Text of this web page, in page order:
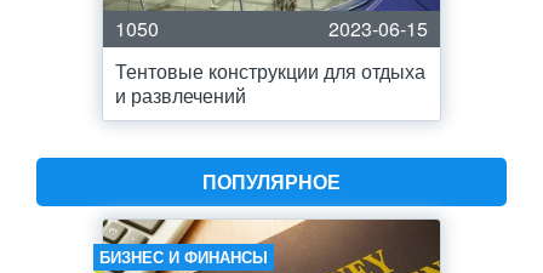
1050
2023-06-15
Тентовые конструкции для отдыха
и развлечений
ПОПУЛЯРНОЕ
БИЗНЕС И ФИНАНСЫ